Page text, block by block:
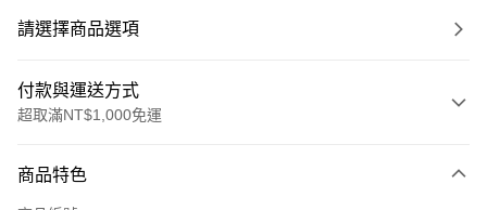
請選擇商品選項
付款與運送方式
超取滿NT$1,000免運
信用卡一次付款
商品特色